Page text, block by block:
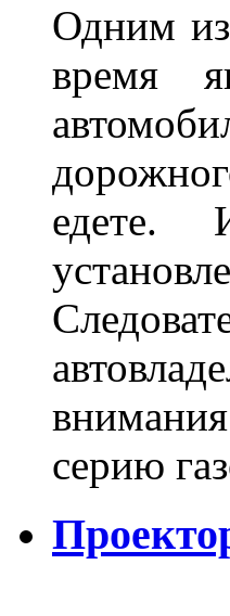
Одним
время
едете.
серию